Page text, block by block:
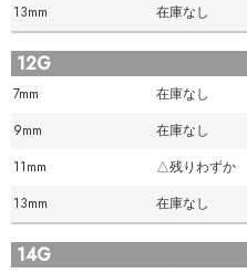
13mm
在庫なし
12G
7mm 在庫なし
9mm
在庫なし
11mm
△残りわずか
13mm
在庫なし
14G